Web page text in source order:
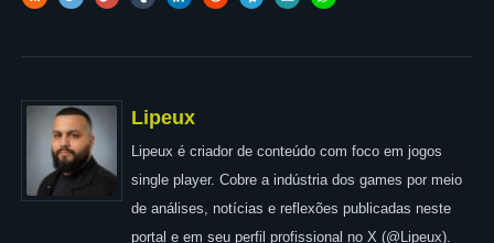
Lipeux
Lipeux é criador de conteúdo com foco em jogos
single player. Cobre a indústria dos games por meio
de análises, notícias e reflexões publicadas neste
portal e em seu perfil profissional no X (@Lipeux).